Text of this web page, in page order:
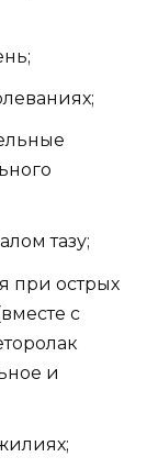
тазу;
при острых
с
и